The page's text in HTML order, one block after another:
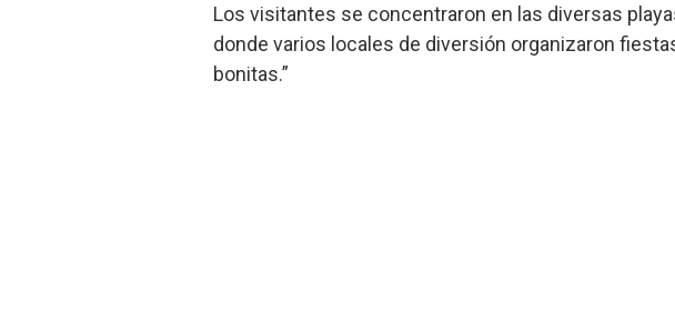
Los visitantes se concentraron en las diversas
donde varios locales de diversión organizaron
bonitas.”